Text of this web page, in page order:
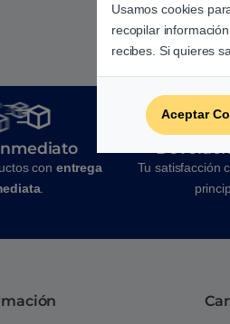
con entrega
.
Tu satisfacción
Usamos cookies
recopilar
recibes. Si quieres
Aceptar